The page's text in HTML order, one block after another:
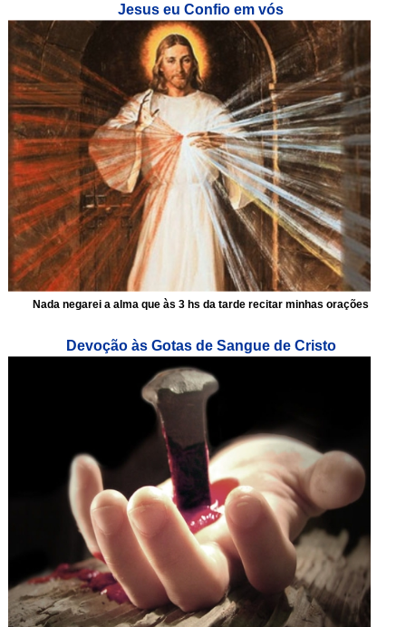
Jesus eu Confio em vós
Nada negarei a alma que às 3 hs da tarde recitar minhas orações
Devoção às Gotas de Sangue de Cristo